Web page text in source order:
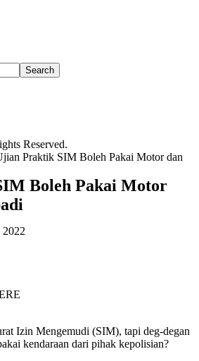
Reserved.
Praktik SIM Boleh Pakai Motor dan
Boleh Pakai Motor
2022
Izin Mengemudi (SIM), tapi deg-degan
kendaraan dari pihak kepolisian?